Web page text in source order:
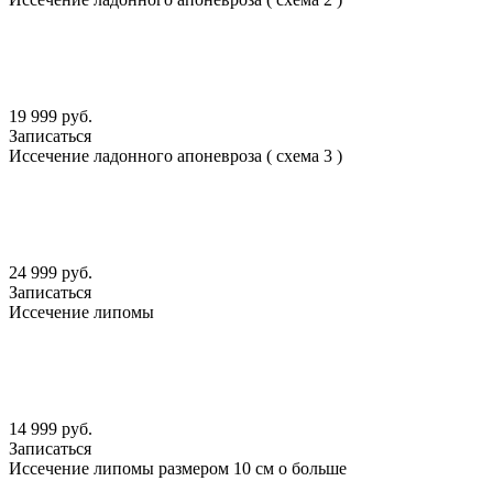
19 999 руб.
Записаться
Иссечение ладонного апоневроза ( схема 3 )
24 999 руб.
Записаться
Иссечение липомы
14 999 руб.
Записаться
Иссечение липомы размером 10 см о больше